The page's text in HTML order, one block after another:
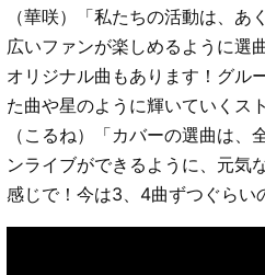
（華咲）「私たちの活動は、
広いファンが楽しめるように選
オリジナル曲もあります！グル
た曲や星のように輝いていくス
（こるね）「カバーの選曲は
ンライブができるように、元気
感じで！今は3、4曲ずつぐらい